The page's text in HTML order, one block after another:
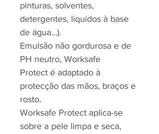
pinturas, solventes,
detergentes, líquidos à base
de água…).
Emulsão não gordurosa e de
PH neutro, Worksafe
Protect é adaptado à
protecção das mãos, braços e
rosto.
Worksafe Protect aplica-se
sobre a pele limpa e seca,